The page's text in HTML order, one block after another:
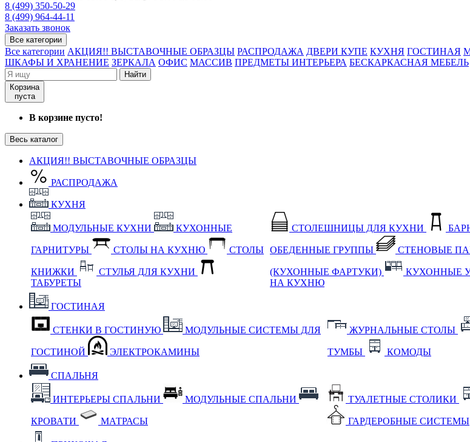
8 (499) 350-50-29
8 (499) 964-44-11
Заказать звонок
Все категории
Все категории АКЦИЯ!! ВЫСТАВОЧНЫЕ ОБРАЗЦЫ РАСПРОДАЖА ДВЕРИ КУПЕ КУХНЯ ГОСТИНАЯ
ШКАФЫ И ХРАНЕНИЕ ЗЕРКАЛА ОФИС МАССИВ ПРЕДМЕТЫ ИНТЕРЬЕРА БЕСКАРКАСНАЯ МЕБЕЛЬ
Найти
Корзина
пуста
В корзине пусто!
Весь каталог
АКЦИЯ!! ВЫСТАВОЧНЫЕ ОБРАЗЦЫ
РАСПРОДАЖА
КУХНЯ
МОДУЛЬНЫЕ КУХНИ КУХОННЫЕ
ГАРНИТУРЫ СТОЛЫ НА КУХНЮ СТОЛЫ
КНИЖКИ
СТУЛЬЯ ДЛЯ КУХНИ
ТАБУРЕТЫ
СТОЛЕШНИЦЫ ДЛЯ КУХНИ
ОБЕДЕННЫЕ ГРУППЫ СТЕНОВЫЕ
(КУХОННЫЕ ФАРТУКИ) КУХОННЫЕ
НА КУХНЮ
ГОСТИНАЯ
СТЕНКИ В ГОСТИНУЮ МОДУЛЬНЫЕ СИСТЕМЫ ДЛЯ
ГОСТИНОЙ ЭЛЕКТРОКАМИНЫ
ЖУРНАЛЬНЫЕ СТОЛЫ
ТУМБЫ КОМОДЫ
СПАЛЬНЯ
ИНТЕРЬЕРЫ СПАЛЬНИ МОДУЛЬНЫЕ СПАЛЬНИ
КРОВАТИ МАТРАСЫ
ТУАЛЕТНЫЕ СТОЛИКИ
ГАРДЕРОБНЫЕ СИСТЕМЫ